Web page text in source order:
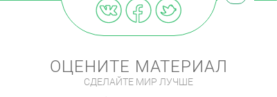
ОЦЕНИТЕ МАТЕРИАЛ
СДЕЛАЙТЕ МИР ЛУЧШЕ